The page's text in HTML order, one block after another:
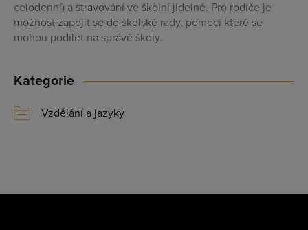
celodenní) a stravování ve školní jídelně. Pro rodiče je
možnost zapojit se do školské rady, pomocí které se
mohou podílet na správě školy.
Kategorie
Vzdělání a jazyky